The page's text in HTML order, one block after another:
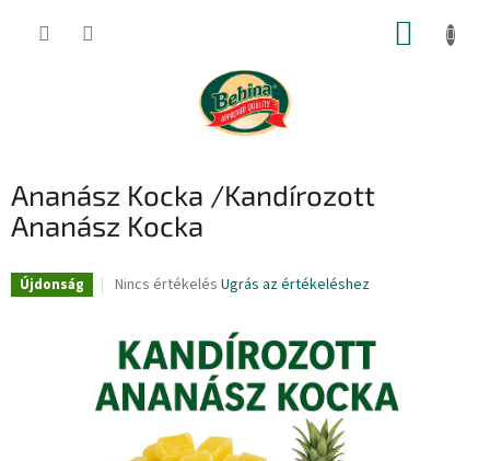
KOSÁR
Ananász Kocka /Kandírozott
Ananász Kocka
Újdonság
A
értékelése
5-
ből
0,0
Nincs értékelés Ugrás az értékeléshez